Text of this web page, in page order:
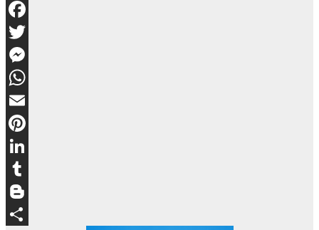
Facebook
Twitter
Messenger
WhatsApp
Email
Pinterest
LinkedIn
Tumblr
Blogger